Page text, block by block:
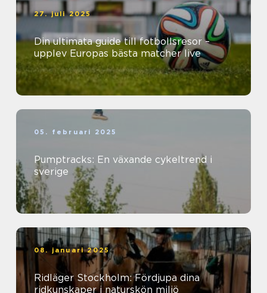
27. juli 2025
Din ultimata guide till fotbollsresor –
upplev Europas bästa matcher live
05. februari 2025
Pumptracks: En växande cykeltrend i
sverige
08. januari 2025
Ridläger Stockholm: Fördjupa dina
ridkunskaper i naturskön miljö